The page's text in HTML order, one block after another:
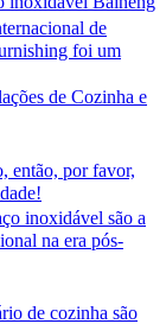
de
foi um
de Cozinha e
então, por favor,
inoxidável são a
na era pós-
de cozinha são